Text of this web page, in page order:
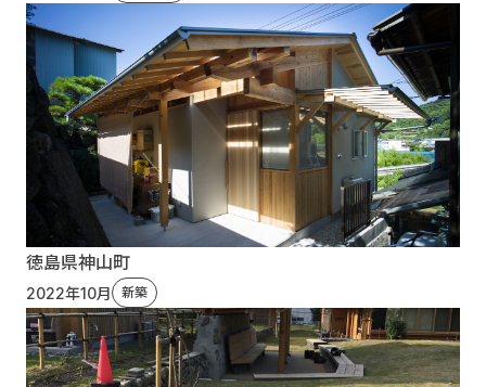
徳島県神山町
2022年10月 新築